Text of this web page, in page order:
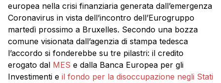
europea nella crisi finanziaria generata dall’emergenza
Coronavirus in vista dell’incontro dell’Eurogruppo
martedì prossimo a Bruxelles. Secondo una bozza
comune visionata dall’agenzia di stampa tedesca
l’accordo si fonderebbe su tre pilastri: il credito
erogato dal MES e dalla Banca Europea per gli
Investimenti e il fondo per la disoccupazione negli Stati